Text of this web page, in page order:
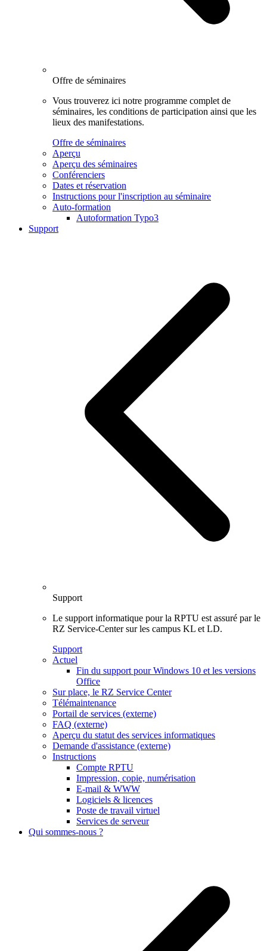
Offre de séminaires
Vous trouverez ici notre programme complet de
séminaires, les conditions de participation ainsi que les
lieux des manifestations.
Offre de séminaires
Aperçu
Aperçu des séminaires
Conférenciers
Dates et réservation
Instructions pour l'inscription au séminaire
Auto-formation
Autoformation Typo3
Support
Support
Le support informatique pour la RPTU est assuré par le
RZ Service-Center sur les campus KL et LD.
Support
Actuel
Fin du support pour Windows 10 et les versions
Office
Sur place, le RZ Service Center
Télémaintenance
Portail de services (externe)
FAQ (externe)
Aperçu du statut des services informatiques
Demande d'assistance (externe)
Instructions
Compte RPTU
Impression, copie, numérisation
E-mail & WWW
Logiciels & licences
Poste de travail virtuel
Services de serveur
Qui sommes-nous ?